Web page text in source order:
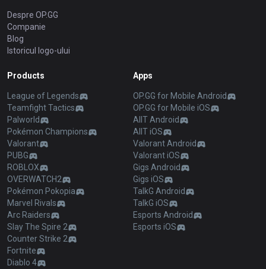
Despre OP.GG
Companie
Blog
Istoricul logo-ului
Products
League of Legends
Teamfight Tactics
Palworld
Pokémon Champions
Valorant
PUBG
ROBLOX
OVERWATCH2
Pokémon Pokopia
Marvel Rivals
Arc Raiders
Slay The Spire 2
Counter Strike 2
Fortnite
Diablo 4
Apps
OP.GG for Mobile Android
OP.GG for Mobile iOS
AllT Android
AllT iOS
Valorant Android
Valorant iOS
Gigs Android
Gigs iOS
TalkG Android
TalkG iOS
Esports Android
Esports iOS